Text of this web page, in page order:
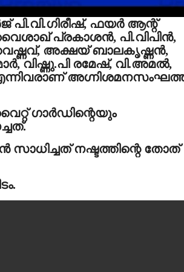
ഫയര്‍ ആന്റ്
പ്രകാശന്‍, പി.വിപിന്‍,
അക്ഷയ് ബാലകൃഷ്ണന്‍,
വിഷ്ണു.പി രമേഷ്, വി.അമല്‍,
ഗാര്‍ഡിന്റെയും
സാധിച്ചത് നഷ്ടത്തിന്റെ തോത്